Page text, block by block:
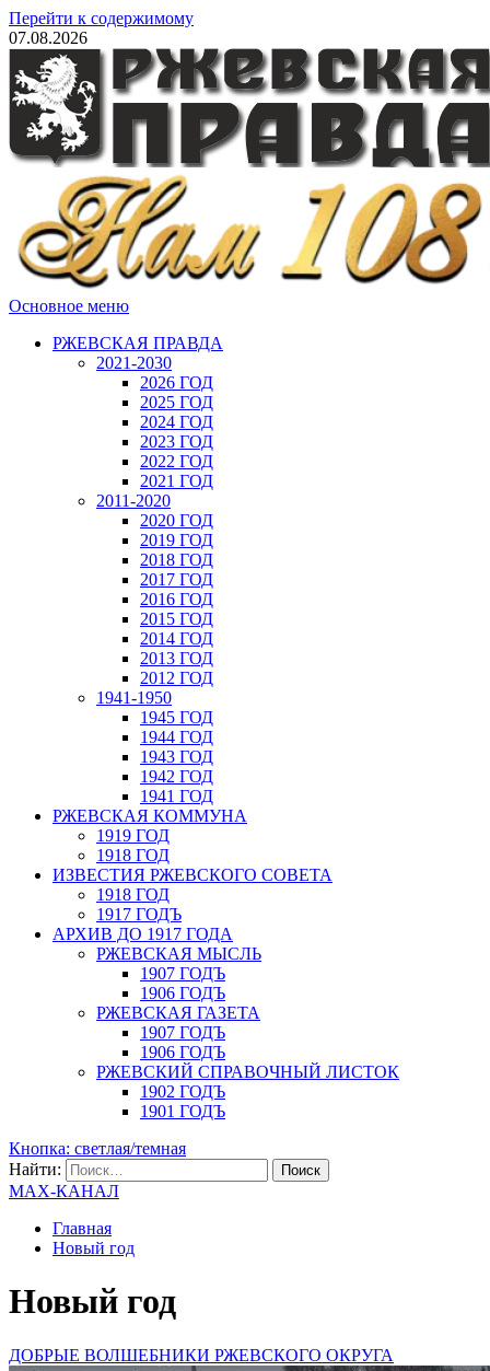
Перейти к содержимому
07.08.2026
Основное меню
РЖЕВСКАЯ ПРАВДА
2021-2030
2026 ГОД
2025 ГОД
2024 ГОД
2023 ГОД
2022 ГОД
2021 ГОД
2011-2020
2020 ГОД
2019 ГОД
2018 ГОД
2017 ГОД
2016 ГОД
2015 ГОД
2014 ГОД
2013 ГОД
2012 ГОД
1941-1950
1945 ГОД
1944 ГОД
1943 ГОД
1942 ГОД
1941 ГОД
РЖЕВСКАЯ КОММУНА
1919 ГОД
1918 ГОД
ИЗВЕСТИЯ РЖЕВСКОГО СОВЕТА
1918 ГОД
1917 ГОДЪ
АРХИВ ДО 1917 ГОДА
РЖЕВСКАЯ МЫСЛЬ
1907 ГОДЪ
1906 ГОДЪ
РЖЕВСКАЯ ГАЗЕТА
1907 ГОДЪ
1906 ГОДЪ
РЖЕВСКИЙ СПРАВОЧНЫЙ ЛИСТОК
1902 ГОДЪ
1901 ГОДЪ
Кнопка: светлая/темная
Найти:
MAX-КАНАЛ
Главная
Новый год
Новый год
ДОБРЫЕ ВОЛШЕБНИКИ РЖЕВСКОГО ОКРУГА